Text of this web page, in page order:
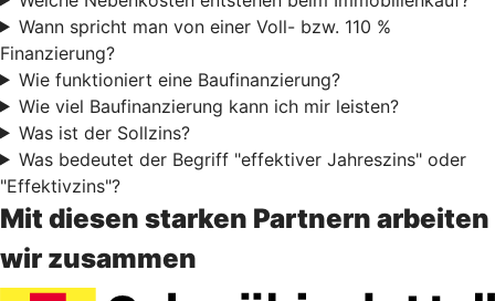
Wann spricht man von einer Voll- bzw. 110 %
Finanzierung?
Wie funktioniert eine Baufinanzierung?
Wie viel Baufinanzierung kann ich mir leisten?
Was ist der Sollzins?
Was bedeutet der Begriff "effektiver Jahreszins" oder
"Effektivzins"?
Mit diesen starken Partnern arbeiten
wir zusammen